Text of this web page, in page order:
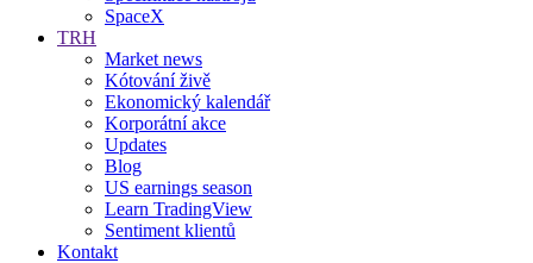
SpaceX
TRH
Market news
Kótování živě
Ekonomický kalendář
Korporátní akce
Updates
Blog
US earnings season
Learn TradingView
Sentiment klientů
Kontakt